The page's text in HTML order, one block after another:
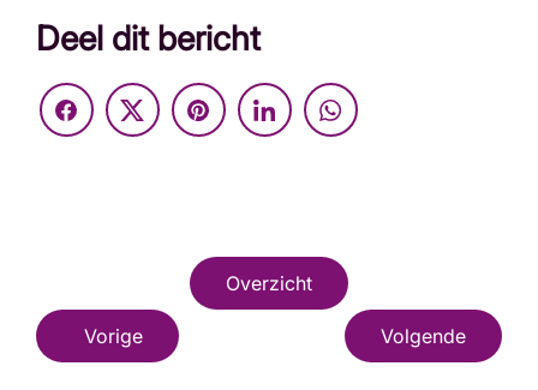
Deel dit bericht
Overzicht
Vorige Volgende